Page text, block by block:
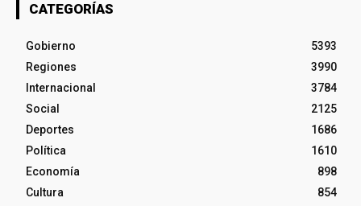
CATEGORÍAS
Gobierno
5393
Regiones
3990
Internacional
3784
Social
2125
Deportes
1686
Política
1610
Economía
898
Cultura
854